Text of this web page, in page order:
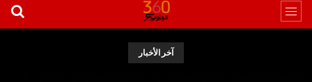
آخر الأخبار